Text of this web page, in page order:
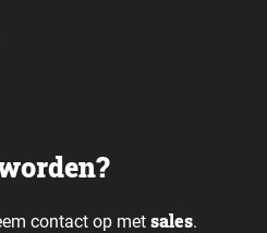
contact op met sales.